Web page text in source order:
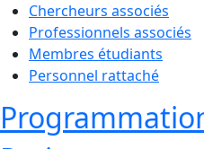
Chercheurs associés
Professionnels associés
Membres étudiants
Personnel rattaché